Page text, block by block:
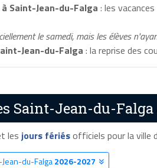
Saint-Jean-du-Falga : les
le samedi, mais les élèves
Jean-du-Falga : la reprise des
Saint-Jean-du-Falga
les jours fériésofficiels pour la ville
du-Falga2026-2027